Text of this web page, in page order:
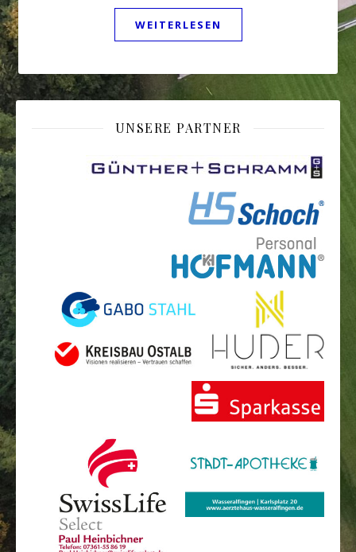
WEITERLESEN
UNSERE PARTNER